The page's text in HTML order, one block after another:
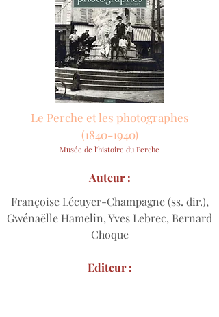
Le Perche et les photographes
(1840-1940)
Musée de l'histoire du Perche
Françoise Lécuyer-Champagne (ss. dir.),
Gwénaëlle Hamelin, Yves Lebrec, Bernard
Choque
Auteur :
Editeur :